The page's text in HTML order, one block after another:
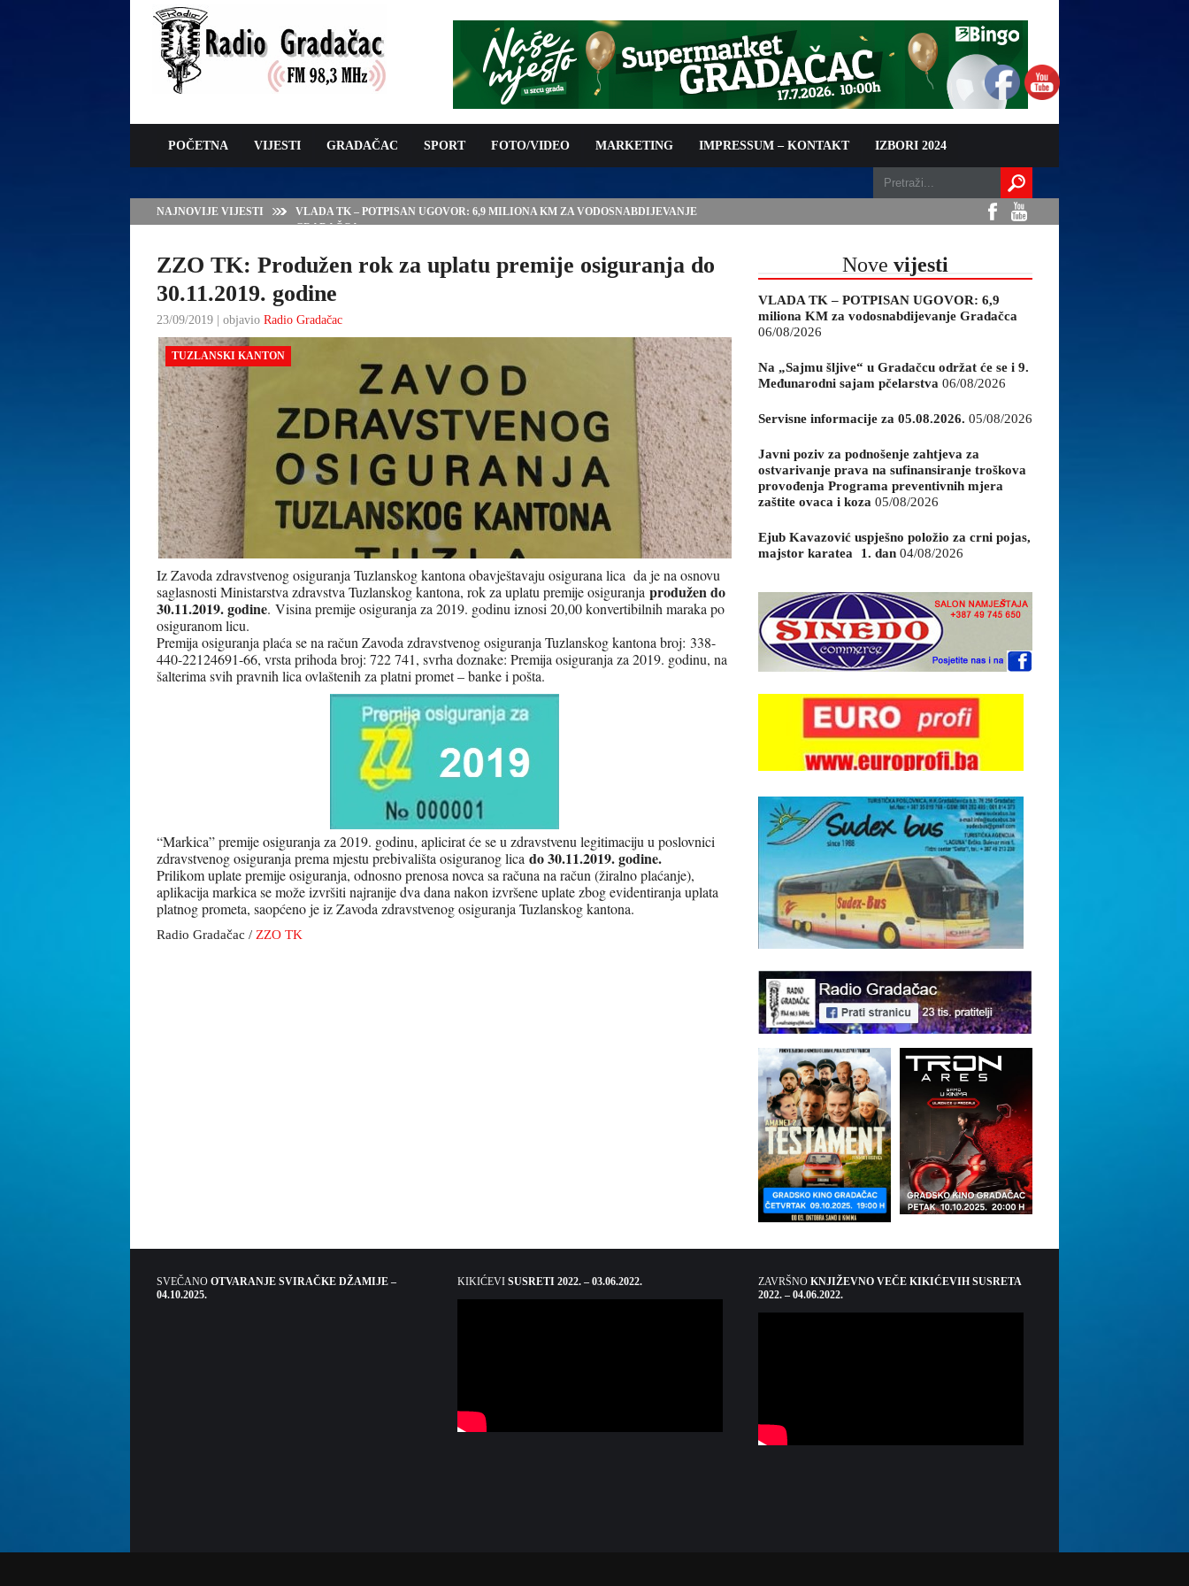
POČETNA VIJESTI GRADAČAC SPORT FOTO/VIDEO MARKETING IMPRESSUM – KONTAKT IZBORI 2024
NAJNOVIJE VIJESTI
VLADA TK – POTPISAN UGOVOR: 6,9 MILIONA KM ZA VODOSNABDIJEVANJE
GRADAČCA
ZZO TK: Produžen rok za uplatu premije osiguranja do
30.11.2019. godine
23/09/2019 | objavio Radio Gradačac
TUZLANSKI KANTON
Iz Zavoda zdravstvenog osiguranja Tuzlanskog kantona obavještavaju osigurana lica da je na osnovu
saglasnosti Ministarstva zdravstva Tuzlanskog kantona, rok za uplatu premije osiguranja produžen do
30.11.2019. godine. Visina premije osiguranja za 2019. godinu iznosi 20,00 konvertibilnih maraka po
osiguranom licu.
Premija osiguranja plaća se na račun Zavoda zdravstvenog osiguranja Tuzlanskog kantona broj: 338-
440-22124691-66, vrsta prihoda broj: 722 741, svrha doznake: Premija osiguranja za 2019. godinu, na
šalterima svih pravnih lica ovlaštenih za platni promet – banke i pošta.
“Markica” premije osiguranja za 2019. godinu, aplicirat će se u zdravstvenu legitimaciju u poslovnici
zdravstvenog osiguranja prema mjestu prebivališta osiguranog lica do 30.11.2019. godine.
Prilikom uplate premije osiguranja, odnosno prenosa novca sa računa na račun (žiralno plaćanje),
aplikacija markica se može izvršiti najranije dva dana nakon izvršene uplate zbog evidentiranja uplata
platnog prometa, saopćeno je iz Zavoda zdravstvenog osiguranja Tuzlanskog kantona.
Radio Gradačac / ZZO TK
Nove vijesti
VLADA TK – POTPISAN UGOVOR: 6,9
miliona KM za vodosnabdijevanje Gradačca
06/08/2026
Na „Sajmu šljive“ u Gradačcu održat će se i 9.
Međunarodni sajam pčelarstva 06/08/2026
Servisne informacije za 05.08.2026. 05/08/2026
Javni poziv za podnošenje zahtjeva za
ostvarivanje prava na sufinansiranje troškova
provođenja Programa preventivnih mjera
zaštite ovaca i koza 05/08/2026
Ejub Kavazović uspješno položio za crni pojas,
majstor karatea 1. dan 04/08/2026
SVEČANO OTVARANJE SVIRAČKE DŽAMIJE –
04.10.2025.
KIKIĆEVI SUSRETI 2022. – 03.06.2022. ZAVRŠNO KNJIŽEVNO VEČE KIKIĆEVIH SUSRETA
2022. – 04.06.2022.